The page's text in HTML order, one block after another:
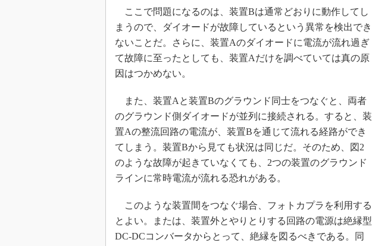
編】
ここで問題になるのは、装置Bは通常どおりに動作してし
まうので、ダイオードが故障しているという異常を検出でき
ないことだ。さらに、装置Aのダイオードに電流が流れ過ぎ
て故障に至ったとしても、装置Aだけを調べていては真の原
因はつかめない。
また、装置Aと装置Bのグラウンド同士をつなぐと、両者
のグラウンド側ダイオードが並列に接続される。すると、装
置Aの整流回路の電流が、装置Bを通じて流れる経路ができ
てしまう。装置Bから見ても状況は同じだ。そのため、図2
のような故障が起きていなくても、2つの装置のグラウンド
ラインに常時電流が流れる恐れがある。
このような装置間をつなぐ場合、フォトカプラを利用する
とよい。または、装置外とやりとりする回路の電源は絶縁型
DC-DCコンバータからとって、絶縁を図るべきである。同